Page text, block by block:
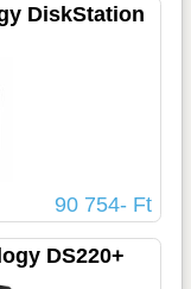
DiskStation
90 754- Ft
DS220+